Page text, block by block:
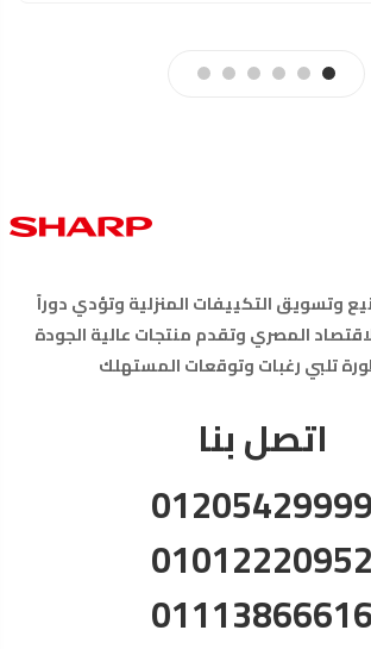
وتسويق التكييفات المنزلية وتؤدي دوراً
المصري وتقدم منتجات عالية الجودة
تلبي رغبات وتوقعات المستهلك
اتصل بنا
01205429999
01012220952
01113866616